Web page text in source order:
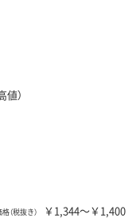
）
（税抜き） ￥1,344～￥1,400